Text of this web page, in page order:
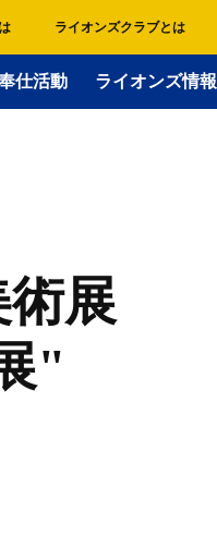
ライオンズクラブとは
仕活動 ライオンズ情報
展
"